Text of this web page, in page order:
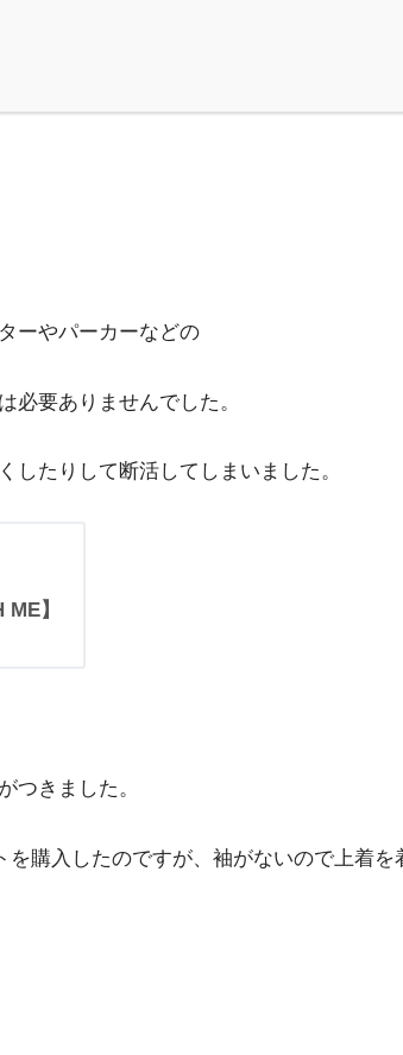
ーやパーカーなどの
必要ありませんでした。
たりして断活してしまいました。
】
つきました。
購入したのですが、袖がないので上着を